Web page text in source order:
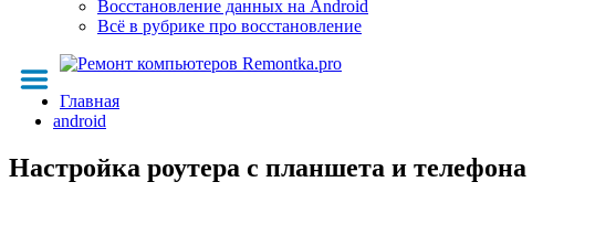
Восстановление данных на Android
Всё в рубрике про восстановление
Главная
android
Настройка роутера с планшета и телефона